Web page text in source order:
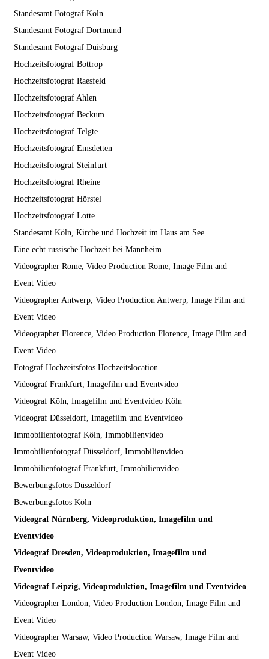
Standesamt Fotograf Köln
Standesamt Fotograf Dortmund
Standesamt Fotograf Duisburg
Hochzeitsfotograf Bottrop
Hochzeitsfotograf Raesfeld
Hochzeitsfotograf Ahlen
Hochzeitsfotograf Beckum
Hochzeitsfotograf Telgte
Hochzeitsfotograf Emsdetten
Hochzeitsfotograf Steinfurt
Hochzeitsfotograf Rheine
Hochzeitsfotograf Hörstel
Hochzeitsfotograf Lotte
Standesamt Köln, Kirche und Hochzeit im Haus am See
Eine echt russische Hochzeit bei Mannheim
Videographer Rome, Video Production Rome, Image Film and
Event Video
Videographer Antwerp, Video Production Antwerp, Image Film and
Event Video
Videographer Florence, Video Production Florence, Image Film and
Event Video
Fotograf Hochzeitsfotos Hochzeitslocation
Videograf Frankfurt, Imagefilm und Eventvideo
Videograf Köln, Imagefilm und Eventvideo Köln
Videograf Düsseldorf, Imagefilm und Eventvideo
Immobilienfotograf Köln, Immobilienvideo
Immobilienfotograf Düsseldorf, Immobilienvideo
Immobilienfotograf Frankfurt, Immobilienvideo
Bewerbungsfotos Düsseldorf
Bewerbungsfotos Köln
Videograf Nürnberg, Videoproduktion, Imagefilm und
Eventvideo
Videograf Dresden, Videoproduktion, Imagefilm und
Eventvideo
Videograf Leipzig, Videoproduktion, Imagefilm und Eventvideo
Videographer London, Video Production London, Image Film and
Event Video
Videographer Warsaw, Video Production Warsaw, Image Film and
Event Video